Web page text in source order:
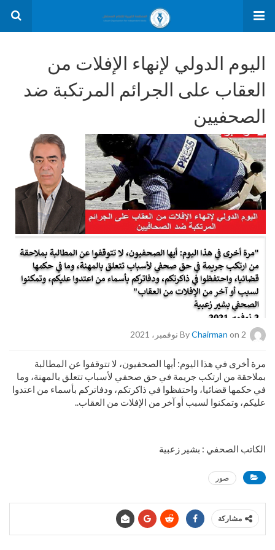
اليوم الدولي لإنهاء الإفلات من
العقاب على الجرائم المرتكبة ضد
الصحفيين
ByChairman on 2 نوفمبر، 2021
مرة أخرى في هذا اليوم: أيها الصحفيون، لا تتوقفوا عن المطالبة
بملاحقة من ارتكب جريمة في حق صحفي لأسباب تتعلق بالمهنة، وما
في حكمها قضائيا، واحتفظوا في ذاكرتكم، ودفاتركم بأسماء من اعتدوا
عليكم، وتمكنوا لسبب أو آخر من الإفلات من العقاب..
الكاتب الصحفي : بشير زعبية
صور
مشاركة